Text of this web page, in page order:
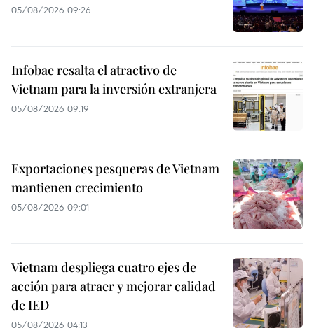
05/08/2026 09:26
Infobae resalta el atractivo de
Vietnam para la inversión extranjera
05/08/2026 09:19
Exportaciones pesqueras de Vietnam
mantienen crecimiento
05/08/2026 09:01
Vietnam despliega cuatro ejes de
acción para atraer y mejorar calidad
de IED
05/08/2026 04:13